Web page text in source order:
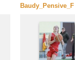
Baudy_Pensive_F